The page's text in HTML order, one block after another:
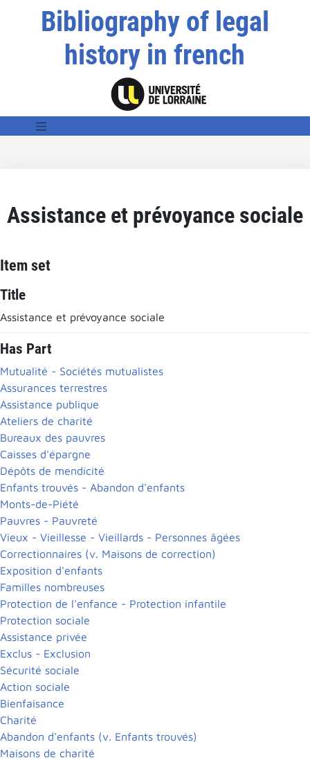
Bibliography of legal
history in french
Assistance et prévoyance sociale
Item set
Title
Assistance et prévoyance sociale
Has Part
Mutualité - Sociétés mutualistes
Assurances terrestres
Assistance publique
Ateliers de charité
Bureaux des pauvres
Caisses d'épargne
Dépôts de mendicité
Enfants trouvés - Abandon d'enfants
Monts-de-Piété
Pauvres - Pauvreté
Vieux - Vieillesse - Vieillards - Personnes âgées
Correctionnaires (v. Maisons de correction)
Exposition d'enfants
Familles nombreuses
Protection de l'enfance - Protection infantile
Protection sociale
Assistance privée
Exclus - Exclusion
Sécurité sociale
Action sociale
Bienfaisance
Charité
Abandon d'enfants (v. Enfants trouvés)
Maisons de charité